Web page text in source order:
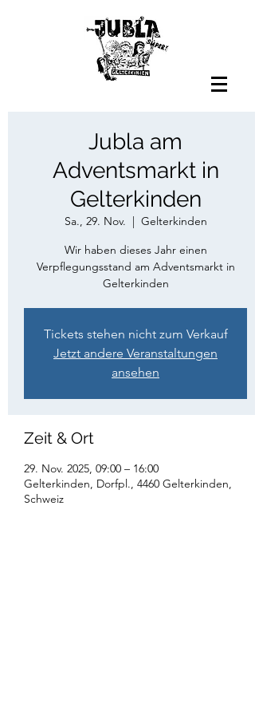
Jubla am
Adventsmarkt in
Gelterkinden
Sa., 29. Nov.
  |
Gelterkinden
Wir haben dieses Jahr einen
Verpflegungsstand am Adventsmarkt in
Gelterkinden
Tickets stehen nicht zum Verkauf
Jetzt andere Veranstaltungen
ansehen
Zeit & Ort
29. Nov. 2025, 09:00 – 16:00
Gelterkinden, Dorfpl., 4460 Gelterkinden,
Schweiz